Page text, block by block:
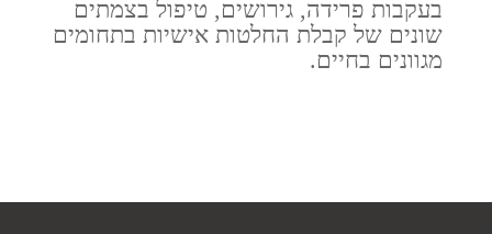
בעקבות פרידה, גירושים, טיפול בצמתים
שונים של קבלת החלטות אישיות בתחומים
מגוונים בחיים.